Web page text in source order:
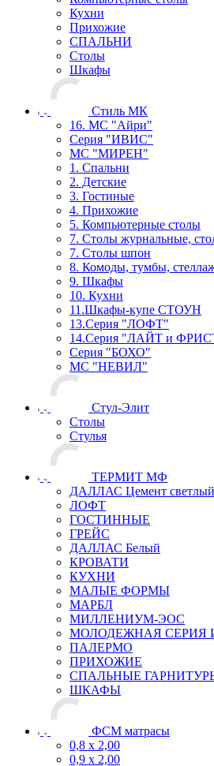
Кухни
Прихожие
СПАЛЬНИ
Столы
Шкафы
Стиль МК
16. МС "Айри"
Серия "ИВИС"
МС "МИРЕН"
1. Спальни
2. Детские
3. Гостиные
4. Прихожие
5. Компьютерные столы
7. Столы журнальные,
7. Столы шпон
8. Комоды, тумбы,
9. Шкафы
10. Кухни
11.Шкафы-купе СТОУН
13.Серия "ЛОФТ"
14.Серия "ЛАЙТ и
Серия "БОХО"
МС "НЕВИЛ"
Стул-Элит
Столы
Стулья
ТЕРМИТ МФ
ДАЛЛАС Цемент светлый
ЛОФТ
ГОСТИННЫЕ
ГРЕЙС
ДАЛЛАС Белый
КРОВАТИ
КУХНИ
МАЛЫЕ ФОРМЫ
МАРБЛ
МИЛЛЕНИУМ-ЭОС
МОЛОДЕЖНАЯ СЕРИЯ
ПАЛЕРМО
ПРИХОЖИЕ
СПАЛЬНЫЕ
ШКАФЫ
ФСМ матрасы
0,8 х 2,00
0,9 х 2,00